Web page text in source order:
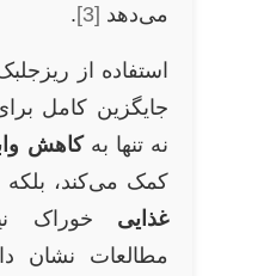
می‌دهد [3]
.
استفاده از
جایگزین کامل
نه تنها بهکاهش
کمک می‌کند، بلکه
غذایی خوراک
مطالعات نشان